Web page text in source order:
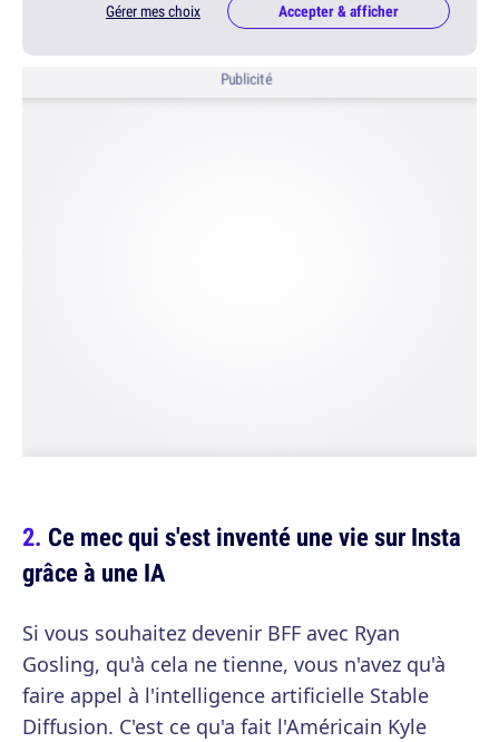
Gérer mes choix Accepter & afficher
Publicité
Ce mec qui s'est inventé une vie sur Insta
grâce à une IA
Si vous souhaitez devenir BFF avec Ryan
Gosling, qu'à cela ne tienne, vous n'avez qu'à
faire appel à l'intelligence artificielle Stable
Diffusion. C'est ce qu'a fait l'Américain Kyle